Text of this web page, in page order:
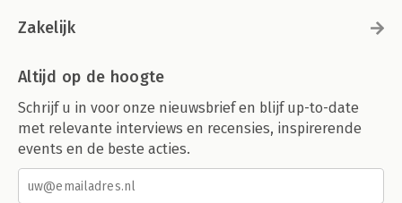
Zakelijk
Altijd op de hoogte
Schrijf u in voor onze nieuwsbrief en blijf up-to-date
met relevante interviews en recensies, inspirerende
events en de beste acties.